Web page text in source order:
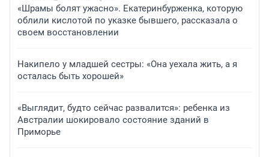
«Шрамы болят ужасно». Екатеринбурженка, которую
облили кислотой по указке бывшего, рассказала о
своем восстановлении
Накипело у младшей сестры: «Она уехала жить, а я
осталась быть хорошей»
«Выглядит, будто сейчас развалится»: ребенка из
Австралии шокировало состояние зданий в
Приморье